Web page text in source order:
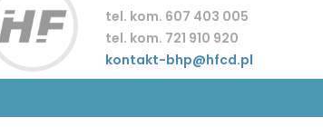
tel. kom. 607 403 005
tel. kom. 721 910 920
kontakt-bhp@hfcd.pl